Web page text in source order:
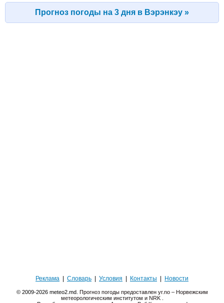
Прогноз погоды на 3 дня в Вэрэнкэу »
Реклама Словарь Условия Контакты Новости
© 2009-2026 meteo2.md. Прогноз погоды предоставлен yr.no – Норвежским
метеорологическим институтом и NRK